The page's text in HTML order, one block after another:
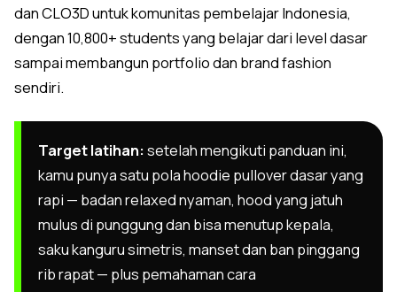
dan CLO3D untuk komunitas pembelajar Indonesia,
dengan 10,800+ students yang belajar dari level dasar
sampai membangun portfolio dan brand fashion
sendiri.
Target latihan: setelah mengikuti panduan ini,
kamu punya satu pola hoodie pullover dasar yang
rapi — badan relaxed nyaman, hood yang jatuh
mulus di punggung dan bisa menutup kepala,
saku kanguru simetris, manset dan ban pinggang
rib rapat — plus pemahaman cara